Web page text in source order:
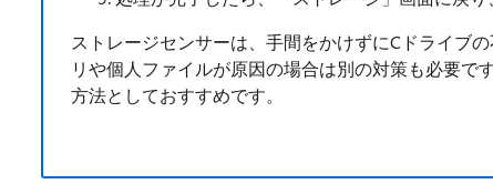
ストレージセンサーは、手間をかけずにCドライブ
リや個人ファイルが原因の場合は別の対策も必要で
方法としておすすめです。